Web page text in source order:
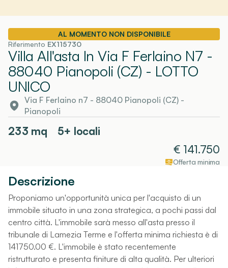
AL MOMENTO NON DISPONIBILE
Riferimento EX115730
Villa All'asta In Via F Ferlaino N7 -
88040 Pianopoli (CZ) - LOTTO
UNICO
Via F Ferlaino n7 - 88040 Pianopoli (CZ)-
Pianopoli
233 mq
5+ locali
€ 141.750
Offerta minima
Descrizione
Proponiamo un'opportunità unica per l'acquisto di un
immobile situato in una zona strategica, a pochi passi dal
centro città. L'immobile sarà messo all'asta presso il
tribunale di Lamezia Terme e l'offerta minima richiesta è di
141750.00 €. L'immobile è stato recentemente
ristrutturato e presenta finiture di alta qualità. Per ulteriori